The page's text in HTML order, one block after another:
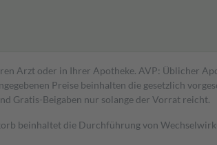
Arzt oder in Ihrer Apotheke. AVP: Üblicher
Preise beinhalten die gesetzlich
Gratis-Beigaben nur solange der Vorrat reicht.
beinhaltet die Durchführung von